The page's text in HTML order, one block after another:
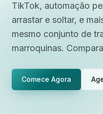
TikTok, automação
arrastar e soltar, e
mesmo conjunto de
marroquinas.
Comece Agora